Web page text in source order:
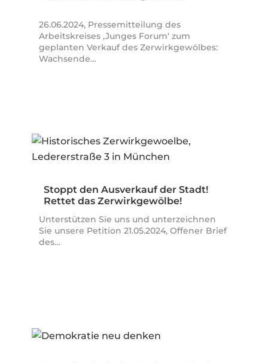
26.06.2024, Pressemitteilung des
Arbeitskreises ‚Junges Forum‘ zum
geplanten Verkauf des Zerwirkgewölbes:
Wachsende…
Stoppt den Ausverkauf der Stadt!
Rettet das Zerwirkgewölbe!
Unterstützen Sie uns und unterzeichnen
Sie unsere Petition 21.05.2024, Offener Brief
des…